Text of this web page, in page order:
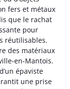
fers et métaux
que le rachat
pour
réutilisables.
des matériaux
en-Mantois.
épaviste
une prise